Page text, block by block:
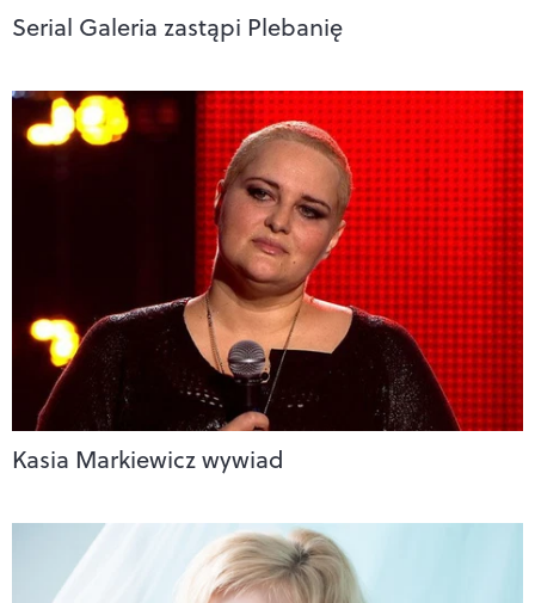
Serial Galeria zastąpi Plebanię
Kasia Markiewicz wywiad